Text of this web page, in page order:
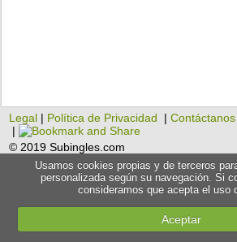
Legal | Política de Privacidad |Contáctanos
|
© 2019 Subingles.com
Usamos cookies propias y de terceros
personalizada según su navegación. Si
consideramos que acepta el uso
Aceptar